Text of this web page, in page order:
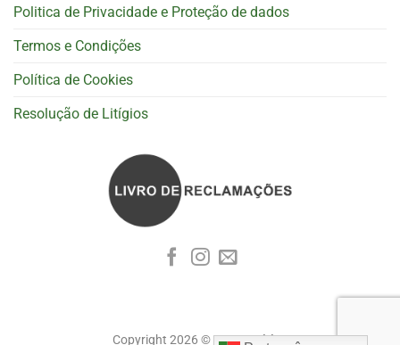
Politica de Privacidade e Proteção de dados
Termos e Condições
Política de Cookies
Resolução de Litígios
Copyright 2026 ©Cognoscitiva